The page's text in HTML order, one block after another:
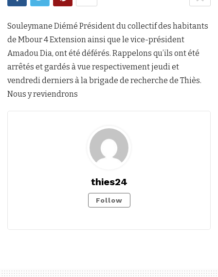
Souleymane Diémé Président du collectif des habitants
de Mbour 4 Extension ainsi que le vice-président
Amadou Dia, ont été déférés. Rappelons qu’ils ont été
arrêtés et gardés à vue respectivement jeudi et
vendredi derniers à la brigade de recherche de Thiès.
Nous y reviendrons
thies24
Follow